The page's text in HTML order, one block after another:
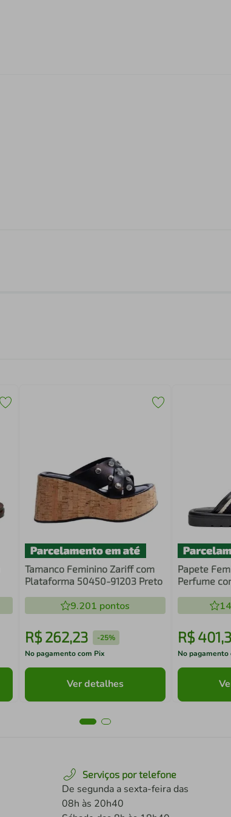
Tamanco Feminino Zariff com
Plataforma 50450-91203 Preto
9.201 pontos
R$262,23 -25%
No pagamento com Pix
Ver detalhes
Papete
Perfume
R$ 401,
No pagamento
Serviços por telefone
De segunda a sexta-feira das
08h às 20h40